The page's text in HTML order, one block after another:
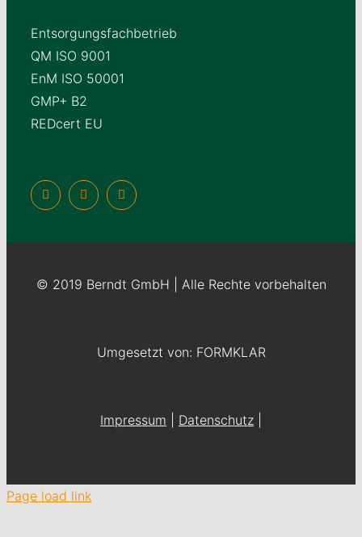
Entsorgungsfachbetrieb
QM ISO 9001
EnM ISO 50001
GMP+ B2
REDcert EU
© 2019 Berndt GmbH | Alle Rechte vorbehalten
Umgesetzt von: FORMKLAR
Impressum Datenschutz
Page load link